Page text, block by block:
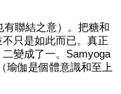
聯結之意）。把糖和
只是如此而已。真正
變成了一。Samyoga
瑜伽是個體意識和至上